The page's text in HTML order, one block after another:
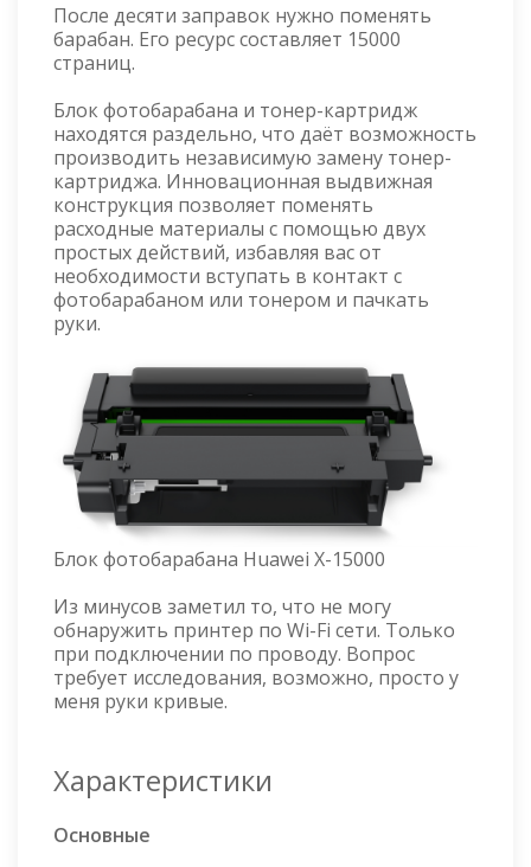
После десяти заправок нужно поменять
барабан. Его ресурс составляет 15000
страниц.
Блок фотобарабана и тонер-картридж
находятся раздельно, что даёт возможность
производить независимую замену тонер-
картриджа. Инновационная выдвижная
конструкция позволяет поменять
расходные материалы с помощью двух
простых действий, избавляя вас от
необходимости вступать в контакт с
фотобарабаном или тонером и пачкать
руки.
Блок фотобарабана Huawei X-15000
Из минусов заметил то, что не могу
обнаружить принтер по Wi-Fi сети. Только
при подключении по проводу. Вопрос
требует исследования, возможно, просто у
меня руки кривые.
Характеристики
Основные